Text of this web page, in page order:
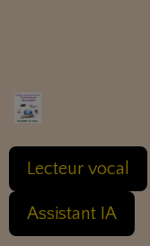
Lecteur vocal
Assistant IA